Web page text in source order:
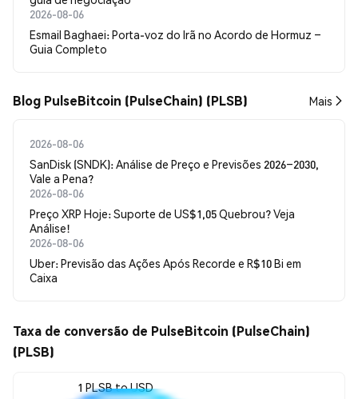
2026-08-06
Esmail Baghaei: Porta-voz do Irã no Acordo de Hormuz –
Guia Completo
Blog PulseBitcoin (PulseChain) (PLSB) Mais
2026-08-06
SanDisk (SNDK): Análise de Preço e Previsões 2026–2030,
Vale a Pena?
2026-08-06
Preço XRP Hoje: Suporte de US$1,05 Quebrou? Veja
Análise!
2026-08-06
Uber: Previsão das Ações Após Recorde e R$10 Bi em
Caixa
Taxa de conversão de PulseBitcoin (PulseChain)
(PLSB)
1 PLSB to USD